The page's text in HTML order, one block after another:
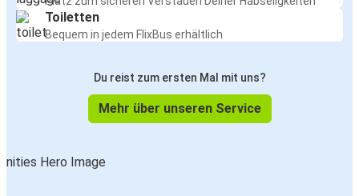
Toiletten
Bequem in jedem FlixBus erhältlich
Du reist zum ersten Mal mit uns?
Mehr über unseren Service